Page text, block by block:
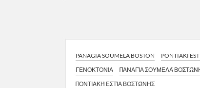
PANAGIA SOUMELA BOSTON
PONTIAKI
ΓΕΝΟΚΤΟΝΊΑ
ΠΑΝΑΓΊΑ ΣΟΥΜΕΛΆ
ΠΟΝΤΙΑΚΉ ΕΣΤΊΑ ΒΟΣΤΏΝΗΣ